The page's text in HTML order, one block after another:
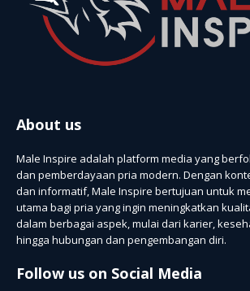
About us
Male Inspire adalah platform media yang
dan pemberdayaan pria modern. Dengan
dan informatif, Male Inspire bertujuan untuk
utama bagi pria yang ingin meningkatkan
dalam berbagai aspek, mulai dari karier,
hingga hubungan dan pengembangan diri.
Follow us on Social Media